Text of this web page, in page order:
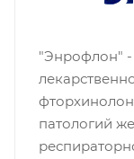
"Энрофлон" -
патологий